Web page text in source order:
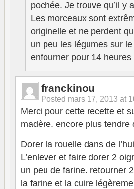
pochée. Je trouve qu’il y
Les morceaux sont
originelle et ne perdent
un peu les légumes sur
enfourner pour 14
franckinou
Posted mars 17, 2013 at
Merci pour cette recette et
madère. encore plus
Dorer la rouelle dans de
L’enlever et faire dorer 2
un peu de farine. retourner
la farine et la cuire